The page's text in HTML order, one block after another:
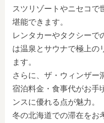
スツリゾートやニセコで
堪能できます。
レンタカーやタクシーで
は温泉とサウナで極上の
ます。
さらに、ザ・ウィンザー
宿泊料金・食事代がお手
ンスに優れる点が魅力。
冬の北海道での滞在をお